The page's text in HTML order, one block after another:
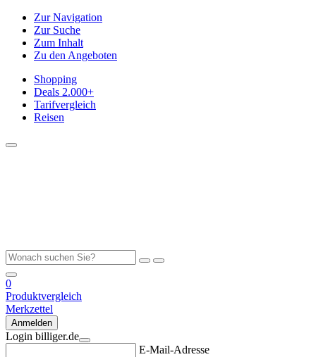
Zur Navigation
Zur Suche
Zum Inhalt
Zu den Angeboten
Shopping
Deals 2.000+
Tarifvergleich
Reisen
0
Produktvergleich
Merkzettel
Anmelden
Login billiger.de
E-Mail-Adresse